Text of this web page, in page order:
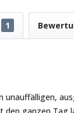
1
den ganzen Tag